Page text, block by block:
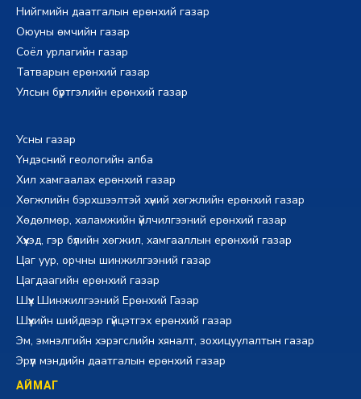
Нийгмийн даатгалын ерөнхий газар
Оюуны өмчийн газар
Соёл урлагийн газар
Татварын ерөнхий газар
Улсын бүртгэлийн ерөнхий газар
Усны газар
Үндэсний геологийн алба
Хил хамгаалах ерөнхий газар
Хөгжлийн бэрхшээлтэй хүний хөгжлийн ерөнхий газар
Хөдөлмөр, халамжийн үйлчилгээний ерөнхий газар
Хүүхэд, гэр бүлийн хөгжил, хамгааллын ерөнхий газар
Цаг уур, орчны шинжилгээний газар
Цагдаагийн ерөнхий газар
Шүүх Шинжилгээний Ерөнхий Газар
Шүүхийн шийдвэр гүйцэтгэх ерөнхий газар
Эм, эмнэлгийн хэрэгслийн хяналт, зохицуулалтын газар
Эрүүл мэндийн даатгалын ерөнхий газар
АЙМАГ